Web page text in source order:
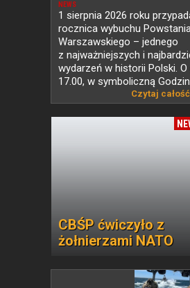
NEWS
1 sierpnia 2026 roku
rocznica wybuchu
Warszawskiego – jednego
z najważniejszych i
wydarzeń w historii Polski. O
17.00, w symboliczną Godzinę
Czytaj
CBŚP ćwiczyło z
żołnierzami NATO